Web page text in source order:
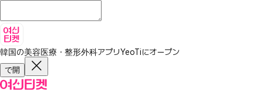
韓国の美容医療・整形外科アプリYeoTiにオープン
で開